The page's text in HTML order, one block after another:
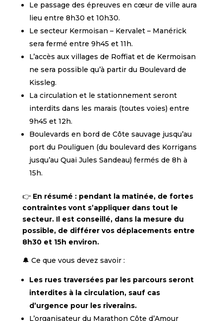
Le passage des épreuves en cœur de ville aura
lieu entre 8h30 et 10h30.
Le secteur Kermoisan – Kervalet – Manérick
sera fermé entre 9h45 et 11h.
L’accès aux villages de Roffiat et de Kermoisan
ne sera possible qu’à partir du Boulevard de
Kissleg.
La circulation et le stationnement seront
interdits dans les marais (toutes voies) entre
9h45 et 12h.
Boulevards en bord de Côte sauvage jusqu’au
port du Pouliguen (du boulevard des Korrigans
jusqu’au Quai Jules Sandeau) fermés de 8h à
15h.
👉 En résumé : pendant la matinée, de fortes
contraintes vont s’appliquer dans tout le
secteur. Il est conseillé, dans la mesure du
possible, de différer vos déplacements entre
8h30 et 15h environ.
🔔 Ce que vous devez savoir :
Les rues traversées par les parcours seront
interdites à la circulation, sauf cas
d’urgence pour les riverains.
L’organisateur du Marathon Côte d’Amour